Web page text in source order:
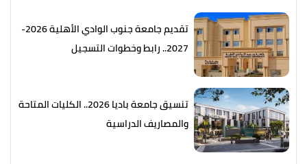
تقديم جامعة جنوب الوادي الأهلية 2026-
2027.. رابط وخطوات التسجيل
تنسيق جامعة باديا 2026.. الكليات المتاحة
والمصاريف الدراسية